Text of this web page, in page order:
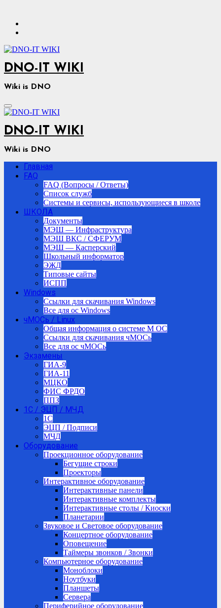
содержимому
DNO-IT WIKI
Wiki is DNO
DNO-IT WIKI
Wiki is DNO
Главная
FAQ
FAQ (Вопросы / Ответы)
Список служб
Системы и сервисы, использующиеся в школе
ШКОЛА
Документы
МЭШ — Инфраструктура
МЭШ ВКС / СФЕРУМ
МЭШ — Касперский
Школьный информатор
ЭЖД
Типовые сайты
ИСПП
Windows
Ссылки для скачивания Windows
Все для ос Windows
чМОСь / Linux
Общая информация о системе М ОС
Ссылки для скачивания чМОСь
Все для ос чМОСь
Экзамены
ГИА-9
ГИА-11
МЦКО
ФИС ФРДО
ППЗ
1С / ЭЦП / МЧД
1C
ЭЦП / Подписи
МЧД
Оборудование
Проекционное оборудование
Бегущие строки
Проекторы
Интерактивное оборудование
Интерактивные панели
Интерактивные комплекты
Интерактивные столы / Киоски
Планетарии
Звуковое и Световое оборудование
Концертное оборудование
Оповещение
Таймеры звонков / Звонки
Компьютерное оборудование
Моноблоки
Ноутбуки
Планшеты
Сервера
Периферийное оборудование